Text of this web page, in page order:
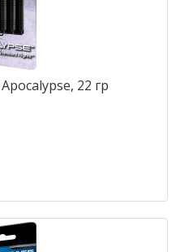
22 гр